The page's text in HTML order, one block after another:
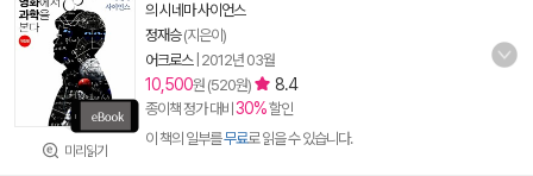
미리읽기
의 시네마 사이언스
정재승(지은이)
어크로스| 2012년 03월
10,500원 (520원) 8.4
종이책 정가 대비 30%할인
이 책의 일부를무료로 읽을 수 있습니다.